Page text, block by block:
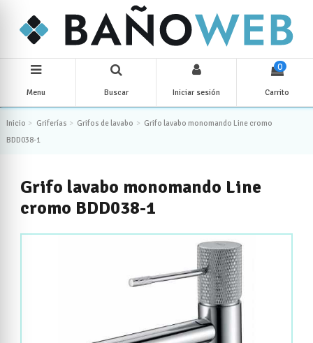
Menu Buscar Iniciar sesión
0
Carrito
Inicio Griferías Grifos de lavabo
Grifo lavabo monomando Line cromo
BDD038-1
Grifo lavabo monomando Line
cromo BDD038-1